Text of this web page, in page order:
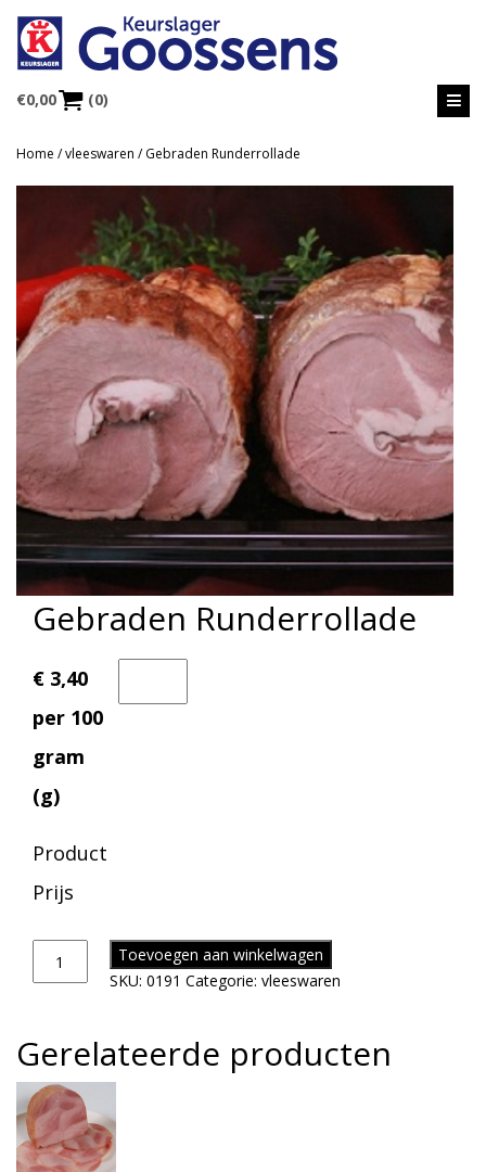
€0,00 (0)
Home /vleeswaren / Gebraden Runderrollade
Gebraden Runderrollade
€ 3,40
per 100
gram
(g)
Product
Prijs
Toevoegen aan winkelwagen
SKU: 0191 Categorie: vleeswaren
Gerelateerde producten